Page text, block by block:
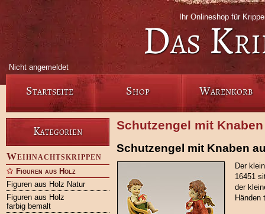
Ihr Onlineshop für
Das
Nicht angemeldet
Startseite Shop Warenkorb
Kategorien
Weihnachtskrippen
Figuren aus Holz
Figuren aus Holz Natur
Figuren aus Holz
farbig bemalt
Schutzengel mit
Schutzengel mit Knaben
Der
16451
der
Händen